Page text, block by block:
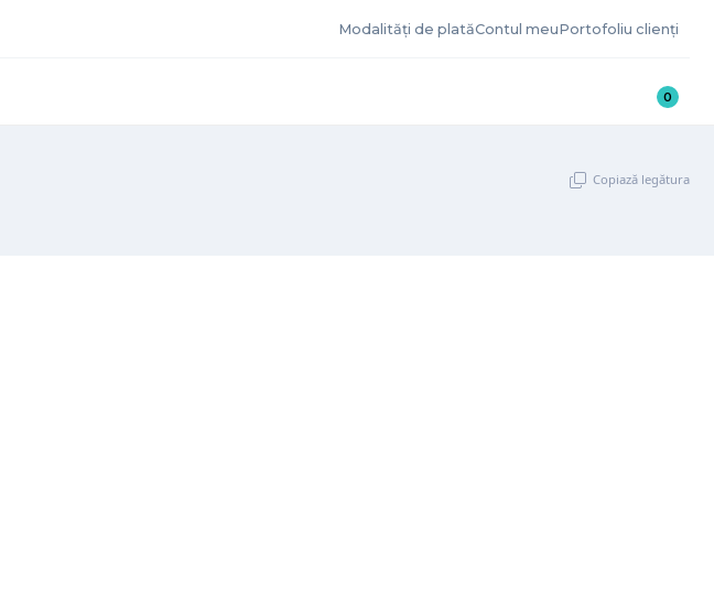
Modalități de platăContul meuPortofoliu clienți
0
Copiază legătura